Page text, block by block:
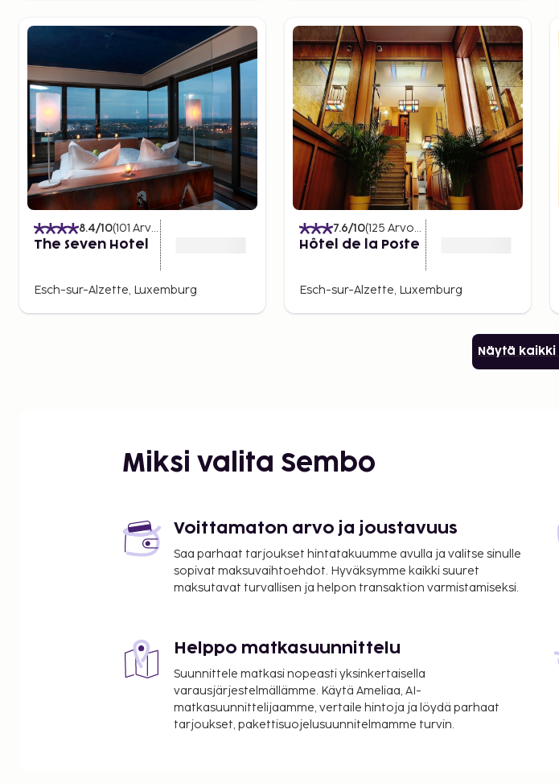
8.4/10(101 Arvostelut
The Seven Hotel
Esch-sur-Alzette, Luxemburg
7.6/10(125 Arvostelut
Hôtel de la Poste
Esch-sur-Alzette, Luxemburg
Näytä
Miksi valita Sembo
Voittamaton arvo ja joustavuus
Saa parhaat tarjoukset hintatakuumme avulla ja valitse sinulle
sopivat maksuvaihtoehdot. Hyväksymme kaikki suuret
maksutavat turvallisen ja helpon transaktion varmistamiseksi.
Helppo matkasuunnittelu
Suunnittele matkasi nopeasti yksinkertaisella
varausjärjestelmällämme. Käytä Ameliaa, AI-
matkasuunnittelijaamme, vertaile hintoja ja löydä parhaat
tarjoukset, pakettisuojelusuunnitelmamme turvin.